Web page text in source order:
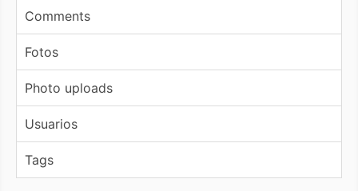
Comments
Fotos
Photo uploads
Usuarios
Tags